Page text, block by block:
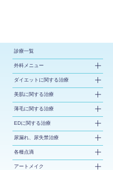
診療一覧
外科メニュー
ダイエットに関する治療
美肌に関する治療
薄毛に関する治療
EDに関する治療
尿漏れ、尿失禁治療
各種点滴
アートメイク